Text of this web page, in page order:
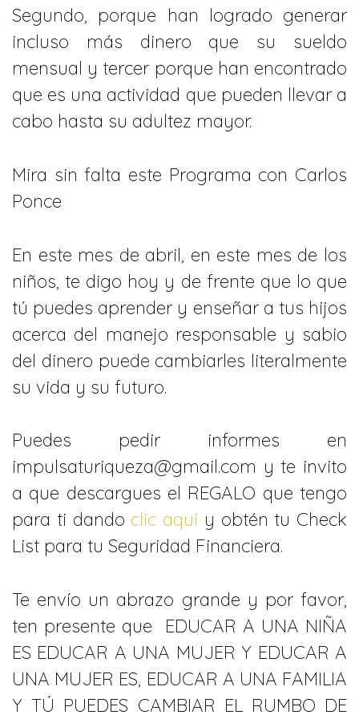
Segundo, porque han logrado generar
incluso más dinero que su sueldo
mensual y tercer porque han encontrado
que es una actividad que pueden llevar a
cabo hasta su adultez mayor.
Mira sin falta este Programa con Carlos
Ponce
En este mes de abril, en este mes de los
niños, te digo hoy y de frente que lo que
tú puedes aprender y enseñar a tus hijos
acerca del manejo responsable y sabio
del dinero puede cambiarles literalmente
su vida y su futuro.
Puedes pedir informes en
impulsaturiqueza@gmail.com y te invito
a que descargues el REGALO que tengo
para ti dando clic aquí y obtén tu Check
List para tu Seguridad Financiera.
Te envío un abrazo grande y por favor,
ten presente que EDUCAR A UNA NIÑA
ES EDUCAR A UNA MUJER Y EDUCAR A
UNA MUJER ES, EDUCAR A UNA FAMILIA
Y TÚ PUEDES CAMBIAR EL RUMBO DE